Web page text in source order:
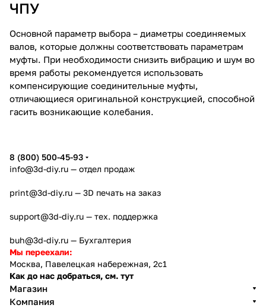
ЧПУ
Основной параметр выбора – диаметры соединяемых
валов, которые должны соответствовать параметрам
муфты. При необходимости снизить вибрацию и шум во
время работы рекомендуется использовать
компенсирующие соединительные муфты,
отличающиеся оригинальной конструкцией, способной
гасить возникающие колебания.
8 (800) 500-45-93
info@3d-diy.ru — отдел продаж
print@3d-diy.ru — 3D печать на заказ
support@3d-diy.ru — тех. поддержка
buh@3d-diy.ru — Бухгалтерия
Мы переехали:
Москва, Павелецкая набережная, 2с1
Как до нас добраться, см. тут
Магазин
Компания